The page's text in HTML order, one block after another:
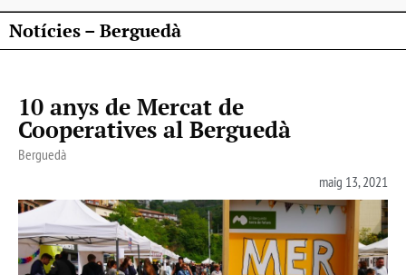
Notícies – Berguedà
10 anys de Mercat de
Cooperatives al Berguedà
Berguedà
maig 13, 2021